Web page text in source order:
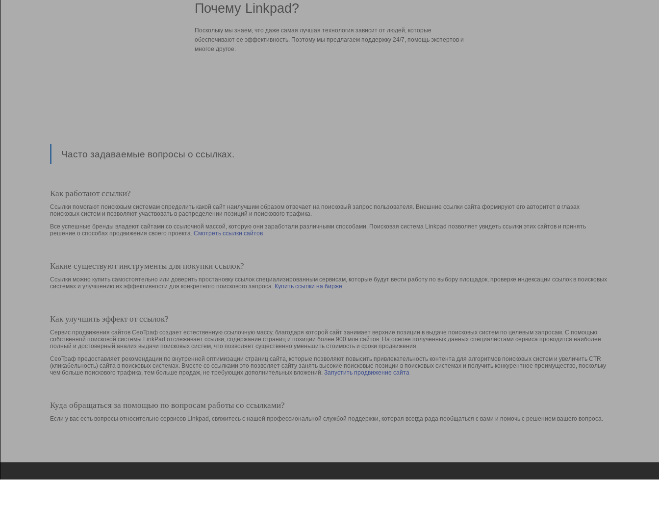
Почему Linkpad?
Поскольку мы знаем, что даже самая лучшая технология зависит от людей, которые
обеспечивают ее эффективность. Поэтому мы предлагаем поддержку 24/7, помощь экспертов и
многое другое.
Часто задаваемые вопросы о ссылках.
Как работают ссылки?
Ссылки помогают поисковым системам определить какой сайт наилучшим образом отвечает на поисковый запрос пользователя. Внешние ссылки сайта формируют его авторитет в глазах
поисковых систем и позволяют участвовать в раcпределении позиций и поискового трафика.
Все успешные бренды владеют сайтами со ссылочной массой, которую они заработали различными способами. Поисковая система Linkpad позволяет увидеть ссылки этих сайтов и принять
решение о способах продвижения своего проекта. Смотреть ссылки сайтов
Какие существуют инструменты для покупки ссылок?
Ссылки можно купить самостоятельно или доверить простановку ссылок специализированным сервисам, которые будут вести работу по выбору площадок, проверке индексации ссылок в поисковых
системах и улучшению их эффективности для конкретного поискового запроса. Купить ссылки на бирже
Как улучшить эффект от ссылок?
Сервис продвижения сайтов СеоТраф создает естественную ссылочную массу, благодаря которой сайт занимает верхние позиции в выдаче поисковых систем по целевым запросам. С помощью
собственной поисковой системы LinkPad отслеживает ссылки, содержание страниц и позиции более 900 млн сайтов. На основе полученных данных специалистами сервиса проводится наиболее
полный и достоверный анализ выдачи поисковых систем, что позволяет существенно уменьшить стоимость и сроки продвижения.
СеоТраф предоставляет рекомендации по внутренней оптимизации страниц сайта, которые позволяют повысить привлекательность контента для алгоритмов поисковых систем и увеличить CTR
(кликабельность) сайта в поисковых системах. Вместе со ссылками это позволяет сайту занять высокие поисковые позиции в поисковых системах и получить конкурентное преимущество, поскольку
чем больше поискового трафика, тем больше продаж, не требующих дополнительных вложений. Запустить продвижение сайта
Куда обращаться за помощью по вопросам работы со ссылками?
Если у вас есть вопросы относительно сервисов Linkpad, свяжитесь с нашей профессиональной службой поддержки, которая всегда рада пообщаться с вами и помочь с решением вашего вопроса.